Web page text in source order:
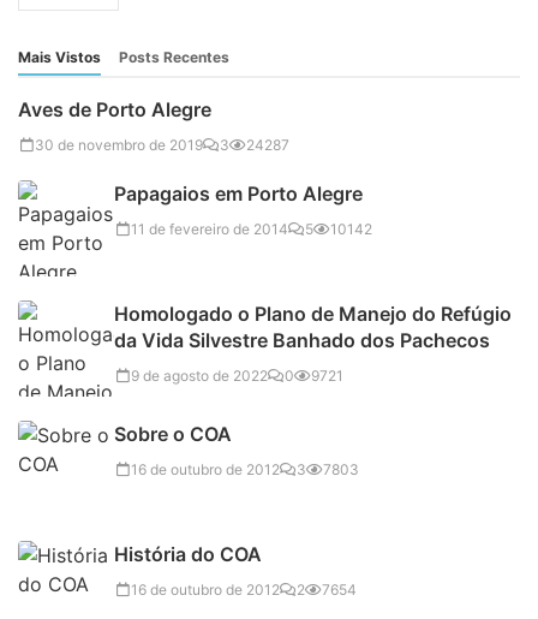
Mais Vistos Posts Recentes
Aves de Porto Alegre
30 de novembro de 2019 3 24287
Papagaios em Porto Alegre
11 de fevereiro de 2014 5 10142
Homologado o Plano de Manejo do Refúgio
da Vida Silvestre Banhado dos Pachecos
9 de agosto de 2022 0 9721
Sobre o COA
16 de outubro de 2012 3 7803
História do COA
16 de outubro de 2012 2 7654